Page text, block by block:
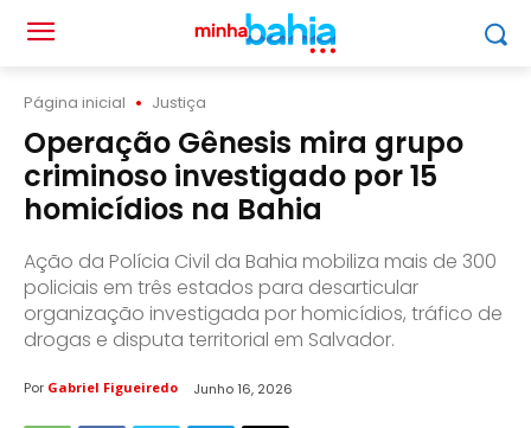
Página inicial Justiça
Operação Gênesis mira grupo
criminoso investigado por 15
homicídios na Bahia
Ação da Polícia Civil da Bahia mobiliza mais de 300
policiais em três estados para desarticular
organização investigada por homicídios, tráfico de
drogas e disputa territorial em Salvador.
Por Gabriel Figueiredo Junho 16, 2026